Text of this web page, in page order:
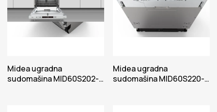
Midea ugradna
sudomašina MID60S202-
Midea ugradna
sudomašina MID60S220-